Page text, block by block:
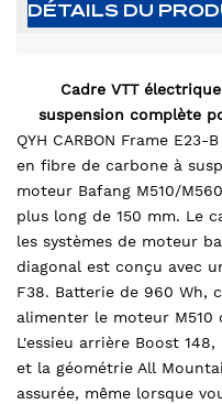
DÉTAILS DU
Cadre VTT
suspension complète
QYH CARBON Frame
en fibre de carbone à
moteur Bafang M510/
plus long de 150 mm. Le
les systèmes de moteur
diagonal est conçu avec
F38. Batterie de 960 Wh,
alimenter le moteur M510
L'essieu arrière Boost
et la géométrie All
assurée, même lorsque